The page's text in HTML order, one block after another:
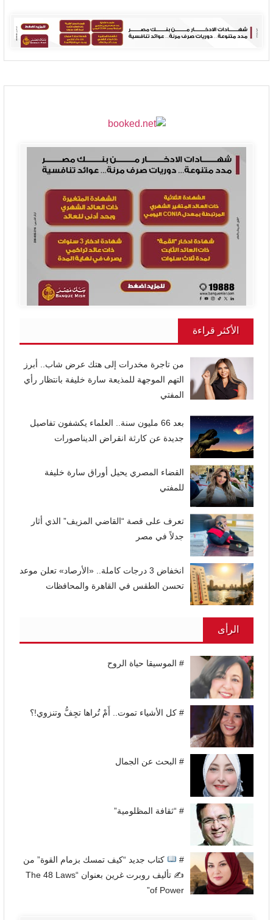
الأكثر قراءة
من تاجرة مخدرات إلى هتك عرض شاب.. أبرز
التهم الموجهة للمذيعة سارة خليفة بانتظار رأي
المفتي
بعد 66 مليون سنة.. العلماء يكشفون تفاصيل
جديدة عن كارثة انقراض الديناصورات
القضاء المصري يحيل أوراق سارة خليفة
للمفتي
تعرف على قصة “القاضي المزيف” الذي أثار
جدلاً في مصر
انخفاض 3 درجات كاملة.. «الأرصاد» تعلن موعد
تحسن الطقس في القاهرة والمحافظات
الرأى
# الموسيقا حياة الروح
# كل الأشياء تموت.. أَمْ تُراها تجِفُّ وتنزوي!؟
# البحث عن الجمال
# “ثقافة المظلومية”
#
كتاب جديد “كيف تمسك بزمام القوة” من
✍
تأليف روبرت غرين بعنوان “The 48 Laws
of Power”